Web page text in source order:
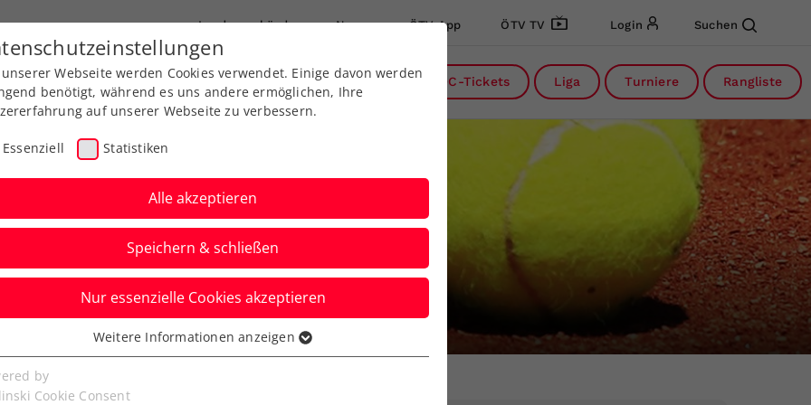
Landesverbände News ÖTV App ÖTV TV Login Suchen
Ausbildung Services Über uns DC-Tickets Liga Turniere Rangliste
Aktuelle News
Webseite werden Cookies verwendet. Einige davon werden
benötigt, während es uns andere ermöglichen, Ihre
auf unserer Webseite zu verbessern.
Essenziell Statistiken
Alle akzeptieren
Speichern & schließen
Nur essenzielle Cookies akzeptieren
Cookies werden für grundlegende Funktionen der
benötigt. Dadurch ist gewährleistet, dass die Webseite
Weitere Informationen anzeigen
by
Cookie Consent